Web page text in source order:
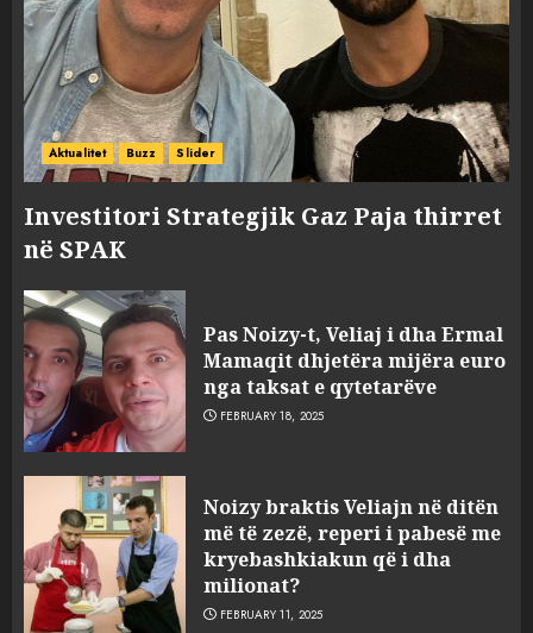
Aktualitet Buzz Slider
Investitori Strategjik Gaz Paja thirret
në SPAK
Pas Noizy-t, Veliaj i dha Ermal
Mamaqit dhjetëra mijëra euro
nga taksat e qytetarëve
FEBRUARY 18, 2025
Noizy braktis Veliajn në ditën
më të zezë, reperi i pabesë me
kryebashkiakun që i dha
milionat?
FEBRUARY 11, 2025
3
sulmuan “One Albania”,
ngjarja u fsheh. A u vodhën
serverat?
MARCH 25, 2025